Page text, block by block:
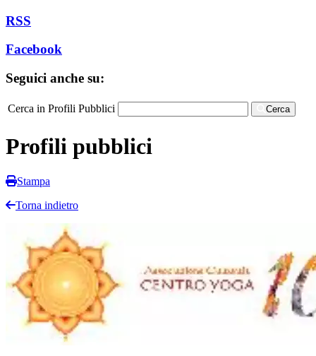
RSS
Facebook
Seguici anche su:
Cerca in Profili Pubblici Cerca
Profili pubblici
Stampa
Torna indietro